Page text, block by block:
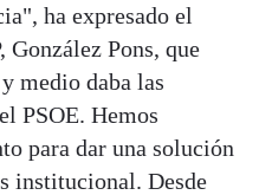
ha expresado el
Pons, que
medio daba las
PSOE. Hemos
para dar una solución
institucional. Desde